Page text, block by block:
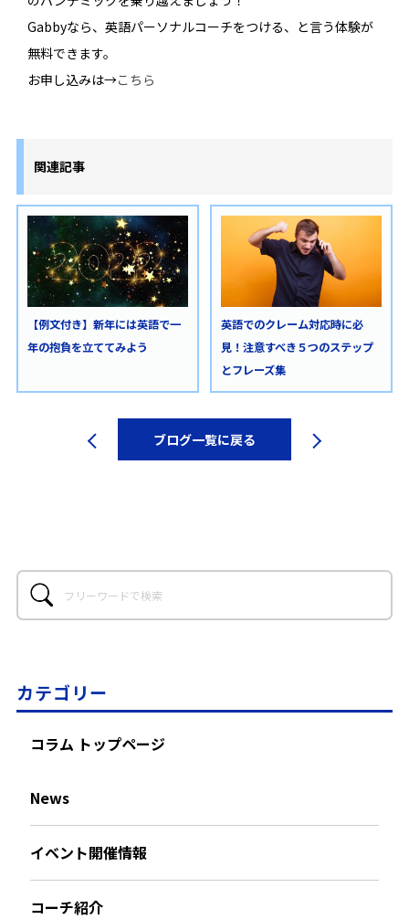
Gabbyなら、英語パーソナルコーチをつける、と言う体験が
無料できます。
お申し込みは→こちら
関連記事
【例文付き】新年には英語で一
年の抱負を立ててみよう
英語でのクレーム対応時に必
見！注意すべき５つのステップ
とフレーズ集
ブログ一覧に戻る
カテゴリー
コラム トップページ
News
イベント開催情報
コーチ紹介